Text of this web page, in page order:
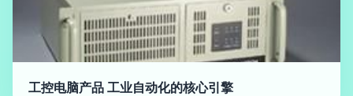
工控电脑产品 工业自动化的核心引擎